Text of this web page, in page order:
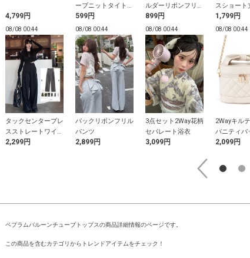
4,799円
ーブニットタイトロ
ングワンピース
599円
ルダーリボンフリル
ブラウス
899円
スショート
ス
1,799円
08/08 00:44
タックセンタープレ
スストレートワイド
パンツ
2,299円
08/08 00:44
バックリボンフリル
パンツ
2,899円
08/08 00:44
3点セット2Way花柄
セパレート浴衣
3,099円
08/08 00:44
2Wayキル
バニティバ
2,099円
ペプラムバルーンチューブトップスの商品詳細情報のページです。
この商品を含むカテゴリからトレンドアイテムをチェック！